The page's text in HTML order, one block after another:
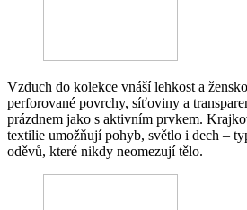
Vzduch do kolekce vnáší lehkost a
perforované povrchy, síťoviny a
prázdnem jako s aktivním prvkem.
textilie umožňují pohyb, světlo i dech –
oděvů, které nikdy neomezují tělo.